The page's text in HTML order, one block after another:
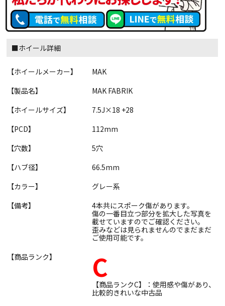
■ホイール詳細
【ホイールメーカー】
MAK
【製品名】
MAK FABRIK
【ホイールサイズ】
7.5J×18 +28
【PCD】
112mm
【穴数】
5穴
【ハブ径】
66.5mm
【カラー】
グレー系
【備考】
4本共にスポーク傷があります。
傷の一番目立つ部分を拡大した写真を
載せていますのでご確認ください。
歪みなどは見られませんのでまだまだ
ご使用可能です。
【商品ランク】
C
【商品ランクC】：使用感や傷があり、
比較的きれいな中古品